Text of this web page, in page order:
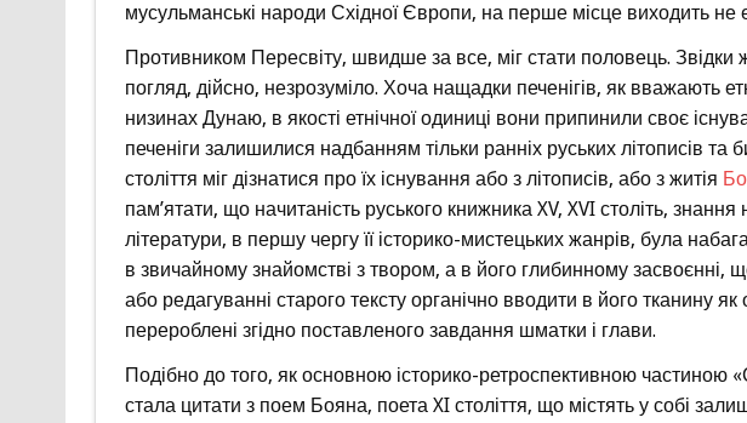
мусульманські народи Східної Європи, на перше місце виходить не
Противником Пересвіту, швидше за все, міг стати половець. Звідки
погляд, дійсно, незрозуміло. Хоча нащадки печенігів, як вважають
низинах Дунаю, в якості етнічної одиниці вони припинили своє
печеніги залишилися надбанням тільки ранніх руських літописів
століття міг дізнатися про їх існування або з літописів, або з житія
пам’ятати, що начитаність руського книжника XV, XVI століть,
літератури, в першу чергу її історико-мистецьких жанрів, була
в звичайному знайомстві з твором, а в його глибинному засвоєнні,
або редагуванні старого тексту органічно вводити в його тканину як
перероблені згідно поставленого завдання шматки і глави.
Подібно до того, як основною історико-ретроспективною частиною
стала цитати з поем Бояна, поета XI століття, що містять у собі